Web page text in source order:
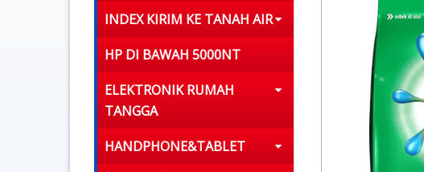
INDEX KIRIM KE TANAH AIR
HP DI BAWAH 5000NT
ELEKTRONIK RUMAH
TANGGA
HANDPHONE&TABLET